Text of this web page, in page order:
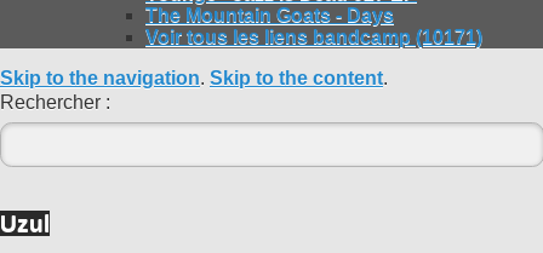
The Mountain Goats - Days
Voir tous les liens bandcamp (10171)
Skip to the navigation. Skip to the content.
Rechercher :
Uzul